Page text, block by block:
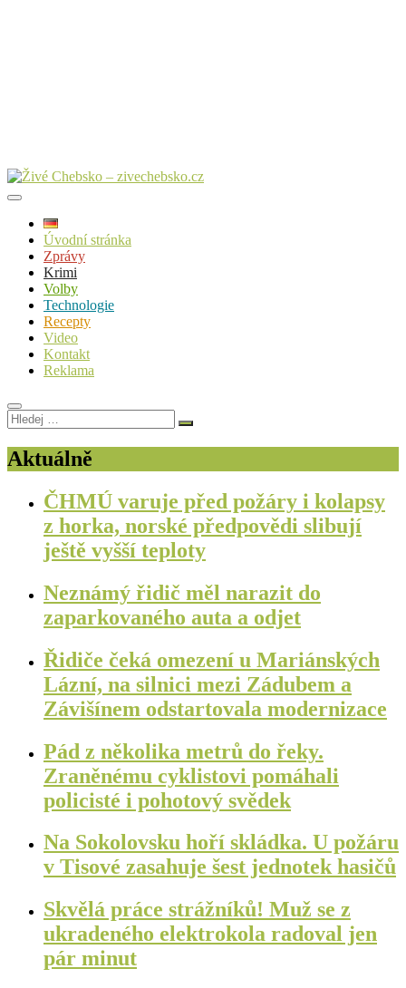
Úvodní stránka
Zprávy
Krimi
Volby
Technologie
Recepty
Video
Kontakt
Reklama
Hledej
…
Aktuálně
ČHMÚ varuje před požáry i kolapsy
z horka, norské předpovědi slibují
ještě vyšší teploty
Neznámý řidič měl narazit do
zaparkovaného auta a odjet
Řidiče čeká omezení u Mariánských
Lázní, na silnici mezi Zádubem a
Závišínem odstartovala modernizace
Pád z několika metrů do řeky.
Zraněnému cyklistovi pomáhali
policisté i pohotový svědek
Na Sokolovsku hoří skládka. U požáru
v Tisové zasahuje šest jednotek hasičů
Skvělá práce strážníků! Muž se z
ukradeného elektrokola radoval jen
pár minut